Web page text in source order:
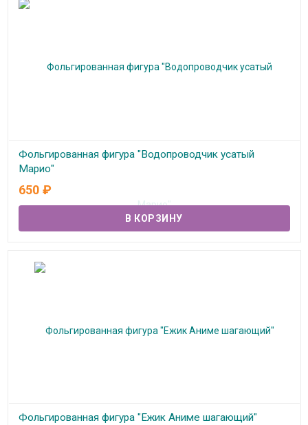
Фольгированная фигура "Водопроводчик усатый
Марио"
В наличии
650 ₽
Фольгированная фигура "Ежик Аниме шагающий"